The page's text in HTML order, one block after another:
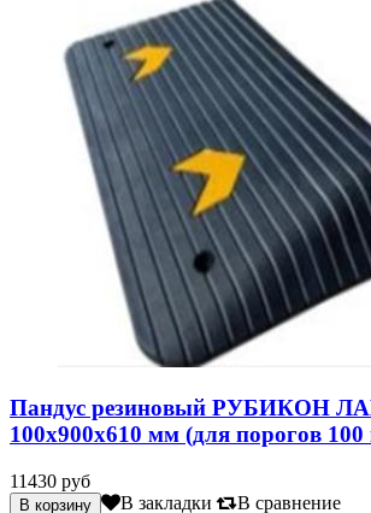
Пандус резиновый РУБИКОН
100х900х610 мм (для порогов
11430 руб
В закладки В сравнение